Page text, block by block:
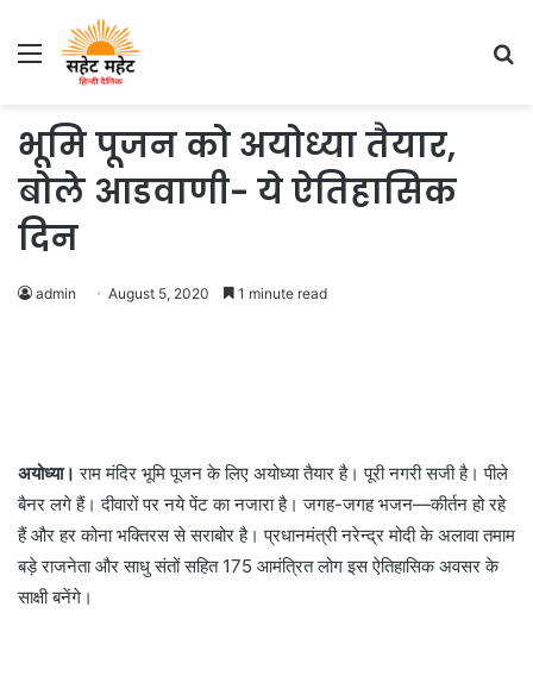
Menu
भूमि पूजन को अयोध्या तैयार,
बोले आडवाणी- ये ऐतिहासिक
दिन
admin August 5, 2020 1 minute read
अयोध्या। राम मंदिर भूमि पूजन के लिए अयोध्या तैयार है। पूरी नगरी सजी है। पीले
बैनर लगे हैं। दीवारों पर नये पेंट का नजारा है। जगह-जगह भजन—कीर्तन हो रहे
हैं और हर कोना भक्तिरस से सराबोर है। प्रधानमंत्री नरेन्द्र मोदी के अलावा तमाम
बड़े राजनेता और साधु संतों सहित 175 आमंत्रित लोग इस ऐतिहासिक अवसर के
साक्षी बनेंगे।